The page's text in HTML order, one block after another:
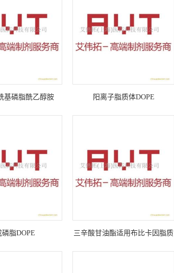
基磷脂酰乙醇胺
阳离子脂质体DOPE
磷脂DOPE
三辛酸甘油酯适用布比卡因脂质